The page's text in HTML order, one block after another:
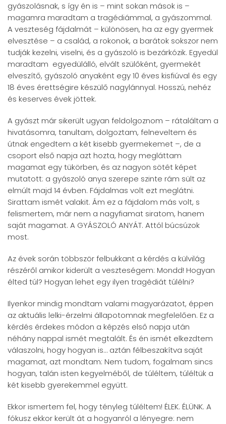
gyászolásnak, s így én is – mint sokan mások is –
magamra maradtam a tragédiámmal, a gyászommal.
A veszteség fájdalmát – különösen, ha az egy gyermek
elvesztése – a család, a rokonok, a barátok sokszor nem
tudják kezelni, viselni, és a gyászoló is bezárkózik. Egyedül
maradtam egyedülálló, elvált szülőként, gyermekét
elveszítő, gyászoló anyaként egy 10 éves kisfiúval és egy
18 éves érettségire készülő nagylánnyal. Hosszú, nehéz
és keserves évek jöttek.
A gyászt már sikerült ugyan feldolgoznom – rátaláltam a
hivatásomra, tanultam, dolgoztam, felneveltem és
útnak engedtem a két kisebb gyermekemet –, de a
csoport első napja azt hozta, hogy megláttam
magamat egy tükörben, és az nagyon sötét képet
mutatott: a gyászoló anya szerepe szinte rám sült az
elmúlt majd 14 évben. Fájdalmas volt ezt meglátni.
Sirattam ismét valakit. Ám ez a fájdalom más volt, s
felismertem, már nem a nagyfiamat siratom, hanem
saját magamat. A GYÁSZOLÓ ANYÁT. Attól búcsúzok
most.
Az évek során többször felbukkant a kérdés a külvilág
részéről amikor kiderült a veszteségem: Mondd! Hogyan
élted túl? Hogyan lehet egy ilyen tragédiát túlélni?
Ilyenkor mindig mondtam valami magyarázatot, éppen
az aktuális lelki-érzelmi állapotomnak megfelelően. Ez a
kérdés érdekes módon a képzés első napja után
néhány nappal ismét megtalált. És én ismét elkezdtem
válaszolni, hogy hogyan is… aztán félbeszakítva saját
magamat, azt mondtam: Nem tudom, fogalmam sincs
hogyan, talán isten kegyelméből, de túléltem, túléltük a
két kisebb gyerekemmel együtt.
Ekkor ismertem fel, hogy tényleg túléltem! ÉLEK. ÉLÜNK. A
fókusz ekkor került át a hogyanról a lényegre: nem